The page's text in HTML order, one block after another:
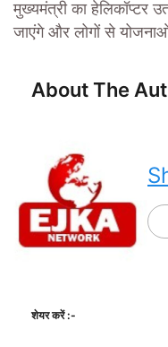
मुख्यमंत्री का हेलिकॉप्टर
जाएंगे और लोगों से
About The
शेयर करें :-